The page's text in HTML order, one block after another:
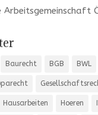
Baurecht BGB BWL
Hausarbeiten Hoeren